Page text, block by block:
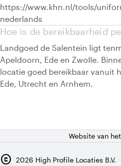
https://www.khn.nl/tools/
nederlands
Hoe is de bereikbaarheid
Landgoed de Salentein ligt
Apeldoorn, Ede en Zwolle.
locatie goed bereikbaar vanuit
Ede, Utrecht en Arnhem.
Website van
copyright 2026 High Profile Locaties B.V.